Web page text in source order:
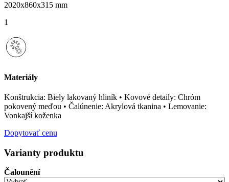
2020x860x315 mm
1
Materiály
Konštrukcia: Biely lakovaný hliník • Kovové detaily: Chróm
pokovený meďou • Čalúnenie: Akrylová tkanina • Lemovanie:
Vonkajší koženka
Dopytovať cenu
Varianty produktu
Čalounění